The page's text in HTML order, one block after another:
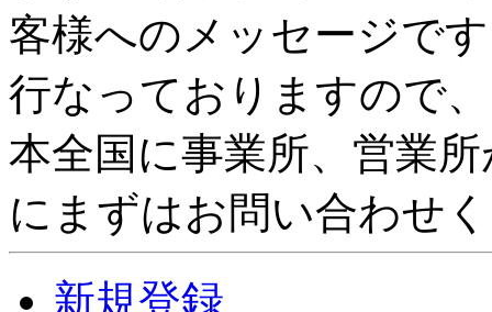
客様へのメッセージで
行なっておりますので
本全国に事業所、営業
にまずはお問い合わせ
新規登録